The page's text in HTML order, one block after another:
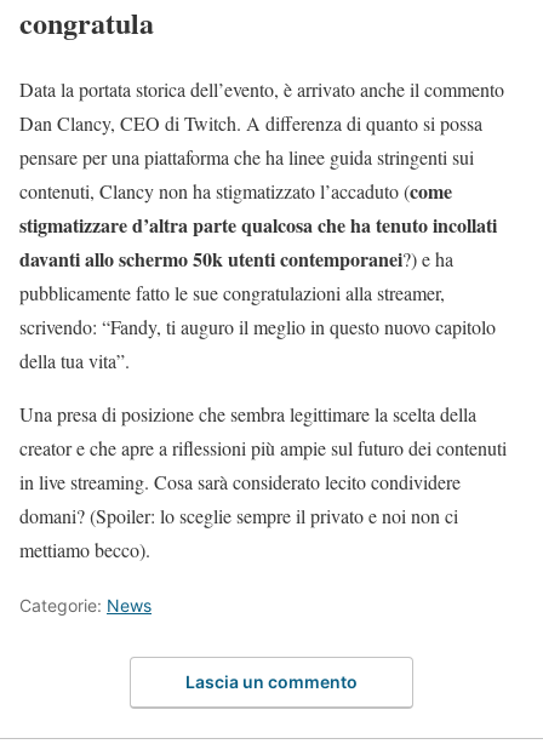
congratula
Data la portata storica dell’evento, è arrivato anche il commento
Dan Clancy, CEO di Twitch. A differenza di quanto si possa
pensare per una piattaforma che ha linee guida stringenti sui
contenuti, Clancy non ha stigmatizzato l’accaduto (come
stigmatizzare d’altra parte qualcosa che ha tenuto incollati
davanti allo schermo 50k utenti contemporanei?) e ha
pubblicamente fatto le sue congratulazioni alla streamer,
scrivendo: “Fandy, ti auguro il meglio in questo nuovo capitolo
della tua vita”.
Una presa di posizione che sembra legittimare la scelta della
creator e che apre a riflessioni più ampie sul futuro dei contenuti
in live streaming. Cosa sarà considerato lecito condividere
domani? (Spoiler: lo sceglie sempre il privato e noi non ci
mettiamo becco).
Categorie: News
Lascia un commento